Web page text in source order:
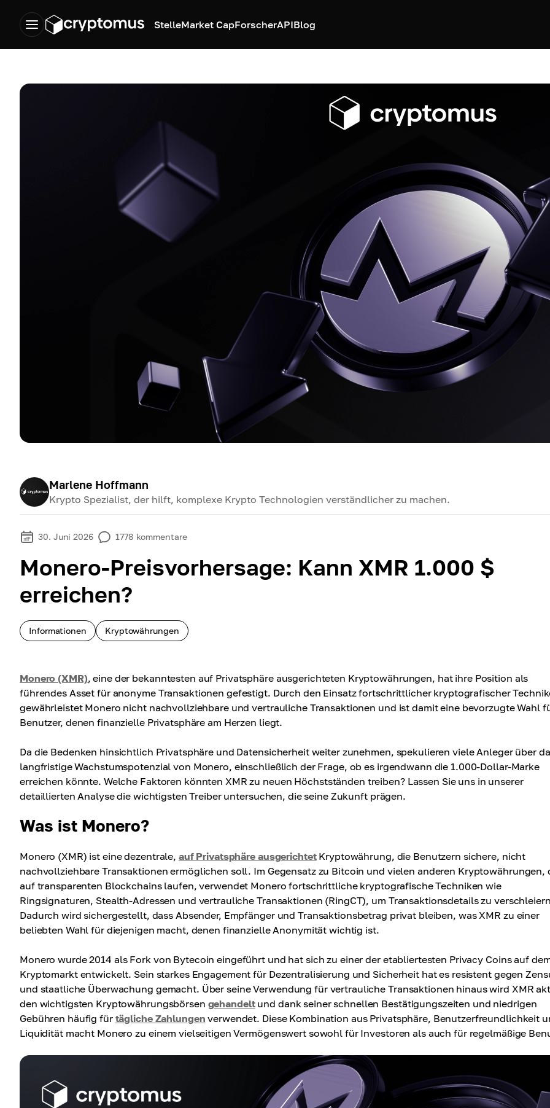
StelleMarket CapForscherAPIBlog
Marlene Hoffmann
Krypto Spezialist, der hilft, komplexe Krypto Technologien verständlicher zu machen.
30. Juni 2026 1778 kommentare
Monero-Preisvorhersage: Kann XMR 1.000 $
erreichen?
Informationen Kryptowährungen
Monero (XMR), eine der bekanntesten auf Privatsphäre ausgerichteten Kryptowährungen, hat ihre Position als
führendes Asset für anonyme Transaktionen gefestigt. Durch den Einsatz fortschrittlicher kryptografischer
gewährleistet Monero nicht nachvollziehbare und vertrauliche Transaktionen und ist damit eine bevorzugte Wahl
Benutzer, denen finanzielle Privatsphäre am Herzen liegt.
Da die Bedenken hinsichtlich Privatsphäre und Datensicherheit weiter zunehmen, spekulieren viele Anleger über
langfristige Wachstumspotenzial von Monero, einschließlich der Frage, ob es irgendwann die 1.000-Dollar-Marke
erreichen könnte. Welche Faktoren könnten XMR zu neuen Höchstständen treiben? Lassen Sie uns in unserer
detaillierten Analyse die wichtigsten Treiber untersuchen, die seine Zukunft prägen.
Was ist Monero?
Monero (XMR) ist eine dezentrale, auf Privatsphäre ausgerichtetKryptowährung, die Benutzern sichere, nicht
nachvollziehbare Transaktionen ermöglichen soll. Im Gegensatz zu Bitcoin und vielen anderen Kryptowährungen,
auf transparenten Blockchains laufen, verwendet Monero fortschrittliche kryptografische Techniken wie
Ringsignaturen, Stealth-Adressen und vertrauliche Transaktionen (RingCT), um Transaktionsdetails zu
Dadurch wird sichergestellt, dass Absender, Empfänger und Transaktionsbetrag privat bleiben, was XMR zu einer
beliebten Wahl für diejenigen macht, denen finanzielle Anonymität wichtig ist.
Monero wurde 2014 als Fork von Bytecoin eingeführt und hat sich zu einer der etabliertesten Privacy Coins auf
Kryptomarkt entwickelt. Sein starkes Engagement für Dezentralisierung und Sicherheit hat es resistent gegen
und staatliche Überwachung gemacht. Über seine Verwendung für vertrauliche Transaktionen hinaus wird XMR
den wichtigsten Kryptowährungsbörsen gehandeltund dank seiner schnellen Bestätigungszeiten und niedrigen
Gebühren häufig für tägliche Zahlungen verwendet. Diese Kombination aus Privatsphäre, Benutzerfreundlichkeit
Liquidität macht Monero zu einem vielseitigen Vermögenswert sowohl für Investoren als auch für regelmäßige